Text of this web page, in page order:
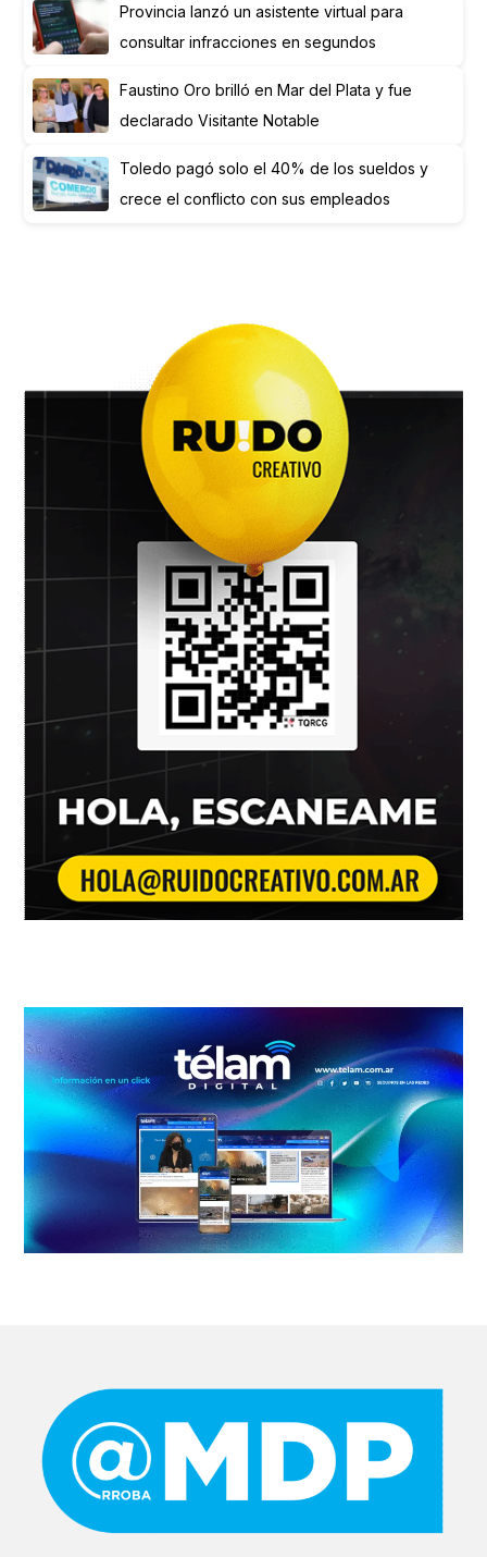
Provincia lanzó un asistente virtual para
consultar infracciones en segundos
Faustino Oro brilló en Mar del Plata y fue
declarado Visitante Notable
Toledo pagó solo el 40% de los sueldos y
crece el conflicto con sus empleados